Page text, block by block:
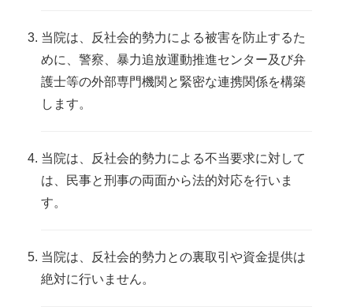
当院は、反社会的勢力による被害を防止するた
めに、警察、暴力追放運動推進センター及び弁
護士等の外部専門機関と緊密な連携関係を構築
します。
当院は、反社会的勢力による不当要求に対して
は、民事と刑事の両面から法的対応を行いま
す。
当院は、反社会的勢力との裏取引や資金提供は
絶対に行いません。